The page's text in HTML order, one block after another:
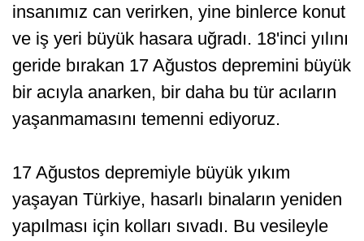
insanımız can verirken, yine binlerce konut
ve iş yeri büyük hasara uğradı. 18'inci yılını
geride bırakan 17 Ağustos depremini büyük
bir acıyla anarken, bir daha bu tür acıların
yaşanmamasını temenni ediyoruz.
17 Ağustos depremiyle büyük yıkım
yaşayan Türkiye, hasarlı binaların yeniden
yapılması için kolları sıvadı. Bu vesileyle